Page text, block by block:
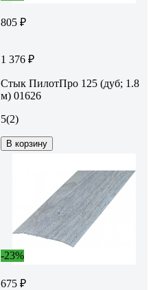
805 ₽
1 376 ₽
Стык ПилотПро 125 (дуб; 1.8
м) 01626
5(2)
В корзину
-23%
675 ₽